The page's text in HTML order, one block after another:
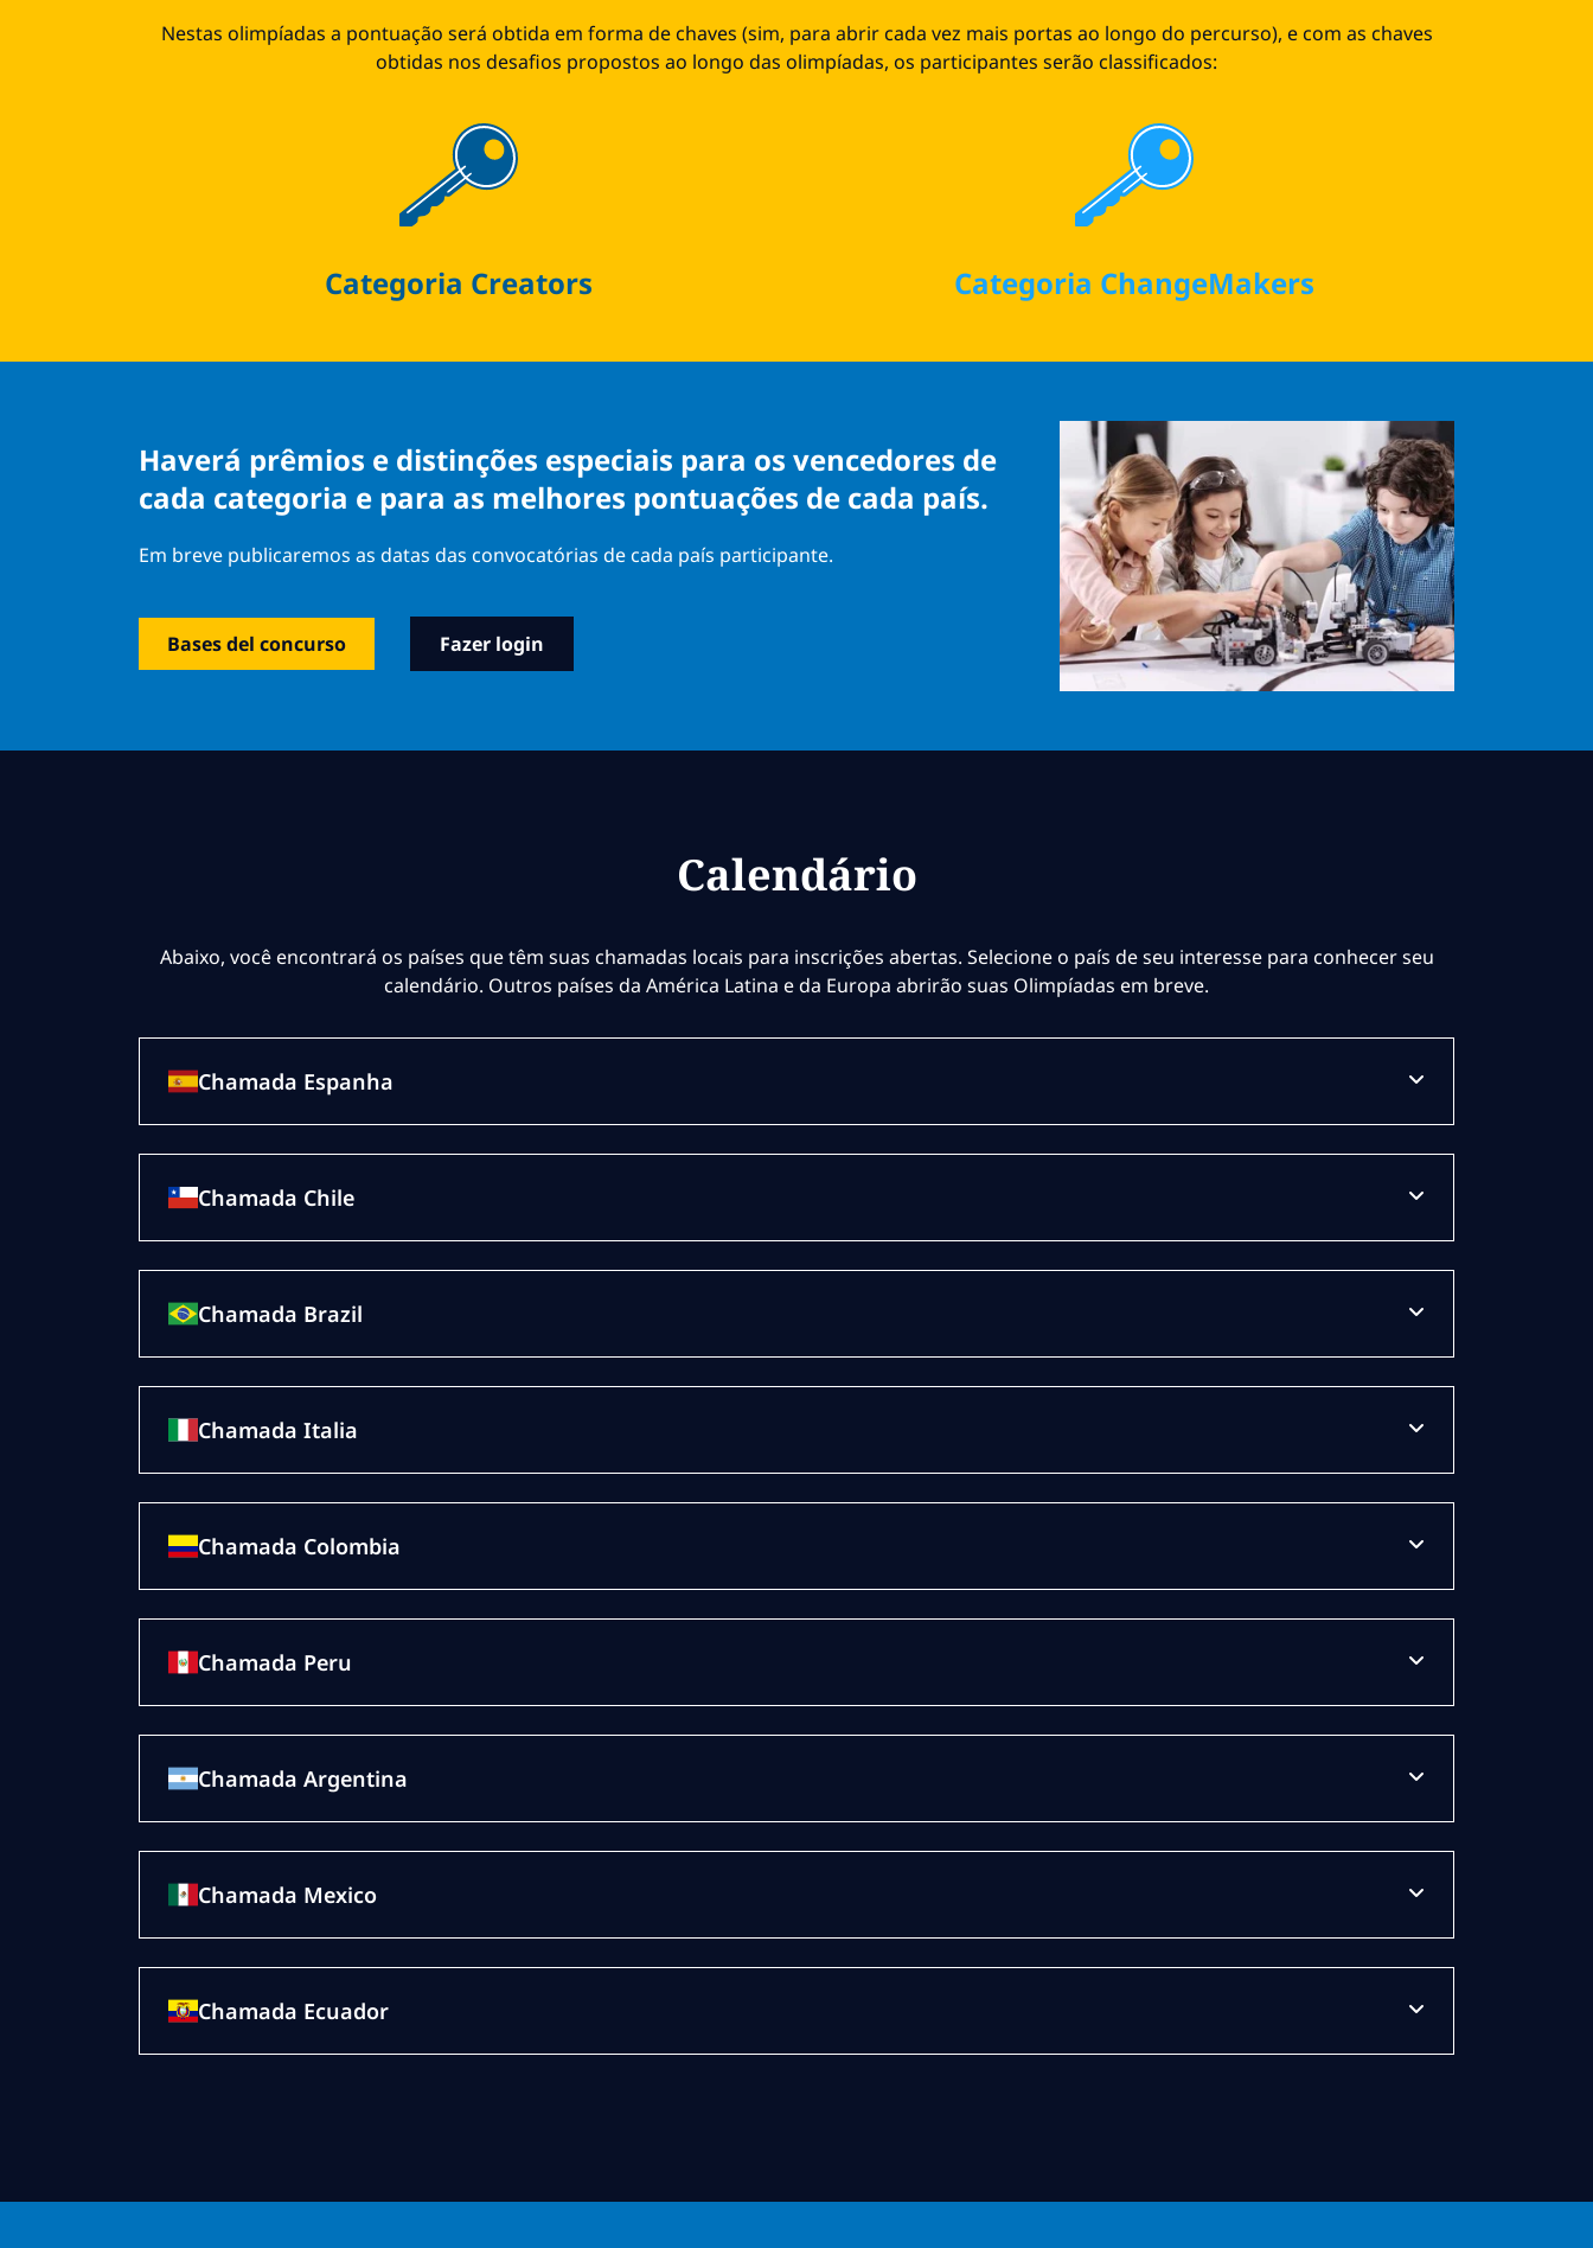
Nestas olimpíadas a pontuação será obtida em forma de chaves (sim, para abrir cada vez mais portas ao longo do percurso), e com as chaves
obtidas nos desafios propostos ao longo das olimpíadas, os participantes serão classificados:
Categoria Creators Categoria ChangeMakers
Haverá prêmios e distinções especiais para os vencedores de
cada categoria e para as melhores pontuações de cada país.
Em breve publicaremos as datas das convocatórias de cada país participante.
Bases del concurso Fazer login
Calendário
Abaixo, você encontrará os países que têm suas chamadas locais para inscrições abertas. Selecione o país de seu interesse para conhecer seu
calendário. Outros países da América Latina e da Europa abrirão suas Olimpíadas em breve.
Chamada Espanha
Chamada Chile
Chamada Brazil
Chamada Italia
Chamada Colombia
Chamada Peru
Chamada Argentina
Chamada Mexico
Chamada Ecuador